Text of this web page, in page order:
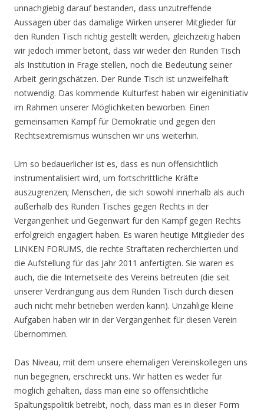
unnachgiebig darauf bestanden, dass unzutreffende
Aussagen über das damalige Wirken unserer Mitglieder für
den Runden Tisch richtig gestellt werden, gleichzeitig haben
wir jedoch immer betont, dass wir weder den Runden Tisch
als Institution in Frage stellen, noch die Bedeutung seiner
Arbeit geringschätzen. Der Runde Tisch ist unzweifelhaft
notwendig. Das kommende Kulturfest haben wir eigeninitiativ
im Rahmen unserer Möglichkeiten beworben. Einen
gemeinsamen Kampf für Demokratie und gegen den
Rechtsextremismus wünschen wir uns weiterhin.
Um so bedauerlicher ist es, dass es nun offensichtlich
instrumentalisiert wird, um fortschrittliche Kräfte
auszugrenzen; Menschen, die sich sowohl innerhalb als auch
außerhalb des Runden Tisches gegen Rechts in der
Vergangenheit und Gegenwart für den Kampf gegen Rechts
erfolgreich engagiert haben. Es waren heutige Mitglieder des
LINKEN FORUMS, die rechte Straftaten recherchierten und
die Aufstellung für das Jahr 2011 anfertigten. Sie waren es
auch, die die Internetseite des Vereins betreuten (die seit
unserer Verdrängung aus dem Runden Tisch durch diesen
auch nicht mehr betrieben werden kann). Unzählige kleine
Aufgaben haben wir in der Vergangenheit für diesen Verein
übernommen.
Das Niveau, mit dem unsere ehemaligen Vereinskollegen uns
nun begegnen, erschreckt uns. Wir hätten es weder für
möglich gehalten, dass man eine so offensichtliche
Spaltungspolitik betreibt, noch, dass man es in dieser Form